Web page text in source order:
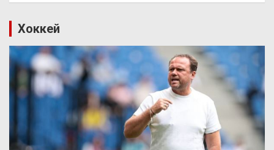
Хоккей